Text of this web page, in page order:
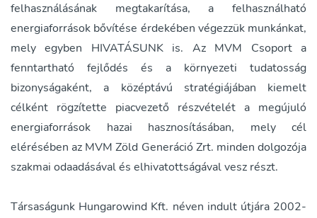
felhasználásának megtakarítása, a felhasználható
energiaforrások bővítése érdekében végezzük munkánkat,
mely egyben HIVATÁSUNK is. Az MVM Csoport a
fenntartható fejlődés és a környezeti tudatosság
bizonyságaként, a középtávú stratégiájában kiemelt
célként rögzítette piacvezető részvételét a megújuló
energiaforrások hazai hasznosításában, mely cél
elérésében az MVM Zöld Generáció Zrt. minden dolgozója
szakmai odaadásával és elhivatottságával vesz részt.
Társaságunk Hungarowind Kft. néven indult útjára 2002-